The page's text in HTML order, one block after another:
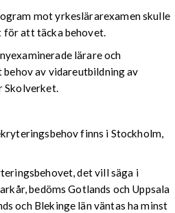
mot yrkeslärarexamen skulle
för att täcka behovet.
lärare och
av vidareutbildning av
Skolverket.
finns i Stockholm,
det vill säga i
bedöms Gotlands och Uppsala
och Blekinge län väntas ha minst